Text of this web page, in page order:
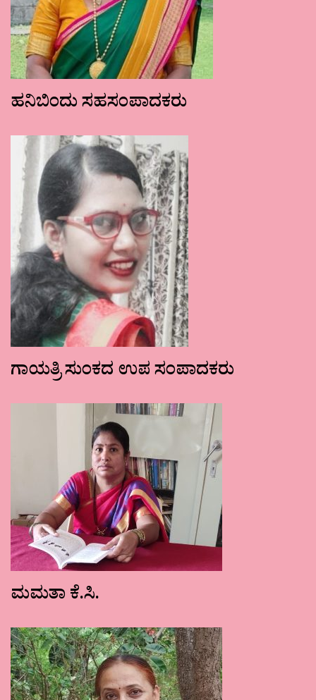
ಹನಿಬಿಂದು ಸಹಸಂಪಾದಕರು
ಗಾಯತ್ರಿ ಸುಂಕದ ಉಪ ಸಂಪಾದಕರು
ಮಮತಾ ಕೆ.ಸಿ.